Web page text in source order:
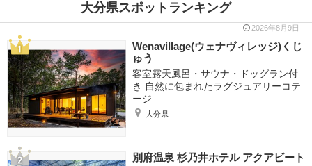
大分県スポットランキング
2026年8月9日
Wenavillage(ウェナヴィレッジ)くじ
ゅう
客室露天風呂・サウナ・ドッグラン付
き 自然に包まれたラグジュアリーコテ
ージ
大分県
別府温泉 杉乃井ホテル アクアビート